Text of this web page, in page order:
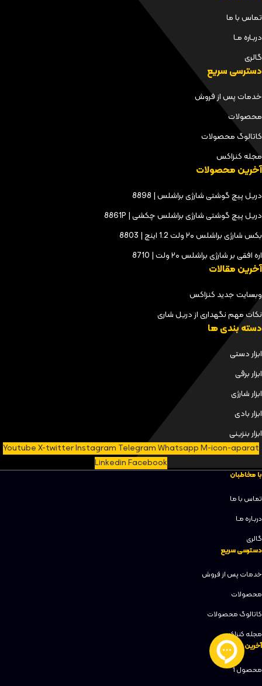
تماس با ما
دربـاره مـا
گالری
دسترسی سریع
خدمات پس از فروش
محصولات
کاتالوگ محصولات
مجله کنزاکس
آخرین محصولات
دریل پیچ گوشتی شارژی براشلس | 8898
دریل پیچ گوشتی شارژی براشلس چکشی | 8861P
بکس شارژی براشلس ۲۰ ولت 1.2 اینچ | 8803
اره افقی بر شارژی براشلس ۲۰ ولت | 8710
آخرین مقالات
وبسایت جدید کنزاکس
نکات مهم نگهداری از دریل شاری
دسته بندی ها
ابزار دستی
ابزار برقی
ابزار شارژی
ابزار بادی
ابزار بنزینی
YoutubeX-twitterInstagram TelegramWhatsappM-icon-aparat
LinkedinFacebook
با مخاطبان
تماس با ما
دربـاره مـا
گالری
دسترسی سریع
خدمات پس از فروش
محصولات
کاتالوگ محصولات
مجله کنزاکس
آخرین محصولات
محصول 1